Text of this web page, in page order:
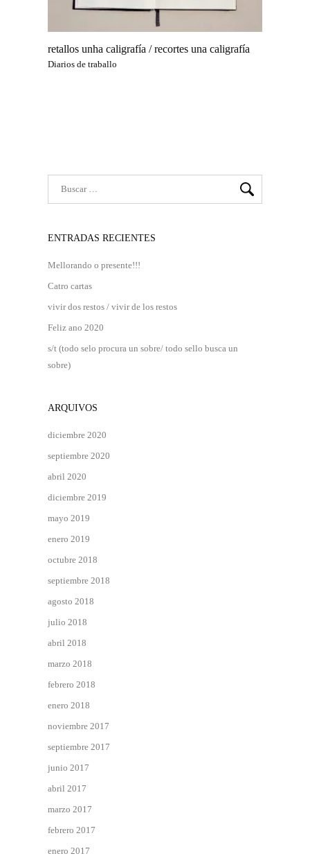
retallos unha caligrafía / recortes una caligrafía
Diarios de traballo
ENTRADAS RECIENTES
Mellorando o presente!!!
Catro cartas
vivir dos restos / vivir de los restos
Feliz ano 2020
s/t (todo selo procura un sobre/ todo sello busca un
sobre)
ARQUIVOS
diciembre 2020
septiembre 2020
abril 2020
diciembre 2019
mayo 2019
enero 2019
octubre 2018
septiembre 2018
agosto 2018
julio 2018
abril 2018
marzo 2018
febrero 2018
enero 2018
noviembre 2017
septiembre 2017
junio 2017
abril 2017
marzo 2017
febrero 2017
enero 2017